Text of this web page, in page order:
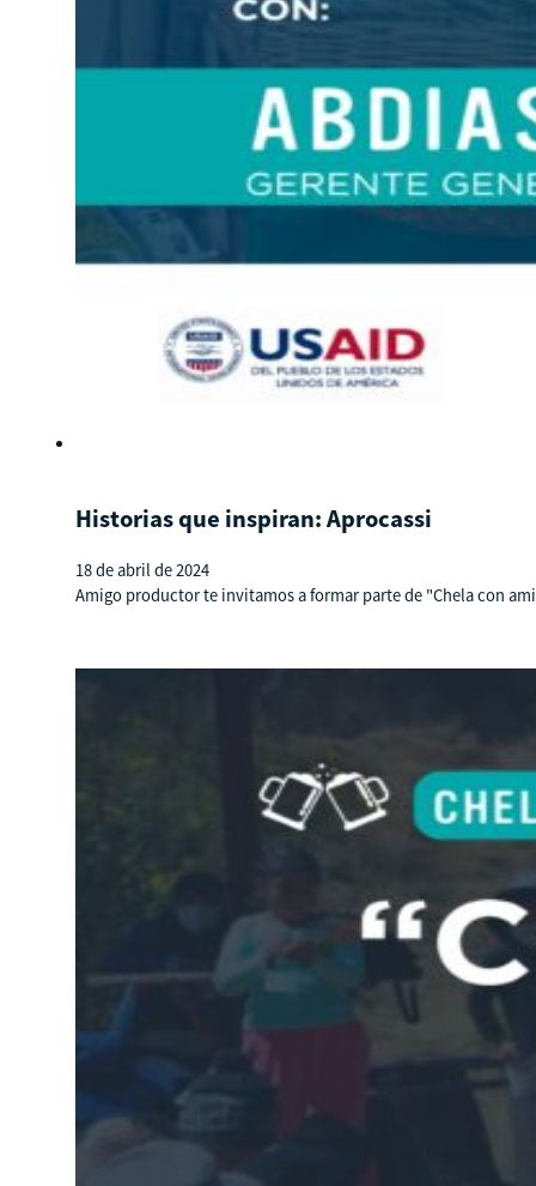
Historias que inspiran: Aprocassi
18 de abril de 2024
Amigo productor te invitamos a formar parte de "Chela con